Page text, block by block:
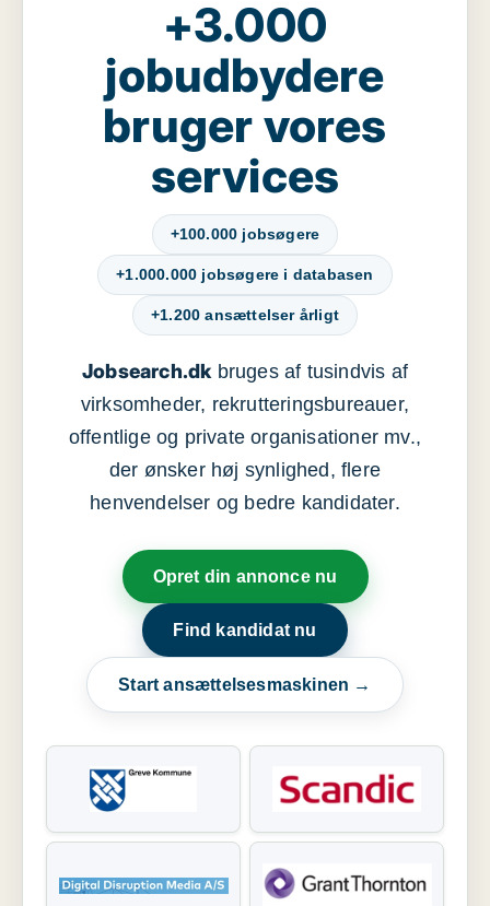
+3.000
jobudbydere
bruger vores
services
+100.000 jobsøgere
+1.000.000 jobsøgere i databasen
+1.200 ansættelser årligt
Jobsearch.dkbruges af tusindvis af
virksomheder, rekrutteringsbureauer,
offentlige og private organisationer mv.,
der ønsker høj synlighed, flere
henvendelser og bedre kandidater.
Opret din annonce nu
Find kandidat nu
Start ansættelsesmaskinen →